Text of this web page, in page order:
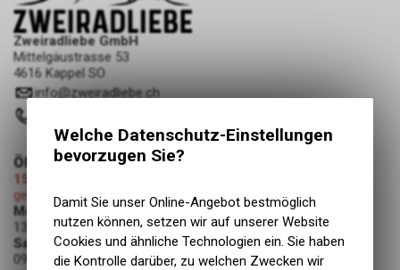
Zweiradliebe GmbH
Mittelgäustrasse 53
4616 Kappel SO
info@zweiradliebe.ch
ÖFFNUNGSZEITEN
15.08.2026 (Mariä Himmelfahrt)
geschlossen
Montag - Freitag
13:00 - 19:00 Uhr
Samstag
09:00 - 12:00 Uhr
Welche Datenschutz-Einstellungen
bevorzugen Sie?
Damit Sie unser Online-Angebot bestmöglich
nutzen können, setzen wir auf unserer Website
Cookies und ähnliche Technologien ein. Sie haben
die Kontrolle darüber, zu welchen Zwecken wir